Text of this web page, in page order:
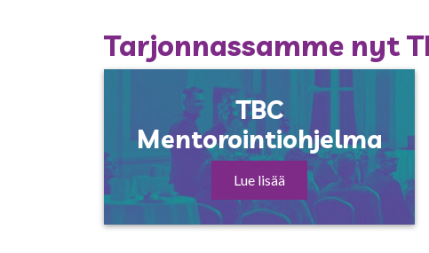
Tarjonnassamme nyt
TBC
Mentorointiohjelma
Lue lisää